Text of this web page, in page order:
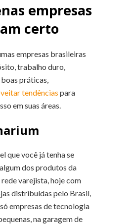
empresas
certo
empresas brasileiras
trabalho duro,
práticas,
tendências para
em suas áreas.
que você já tenha se
dos produtos da
varejista, hoje com
distribuídas pelo Brasil,
empresas de tecnologia
na garagem de